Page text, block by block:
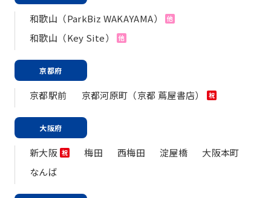
和歌山（ParkBiz WAKAYAMA） 他
和歌山（Key Site） 他
京都府
京都駅前 京都河原町（京都 蔦屋書店） 祝
大阪府
新大阪 祝 梅田 西梅田 淀屋橋
大阪本町
なんば